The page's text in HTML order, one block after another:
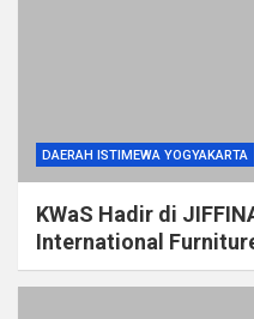
DAERAH ISTIMEWA YOGYAKARTA
KWaS Hadir di
International